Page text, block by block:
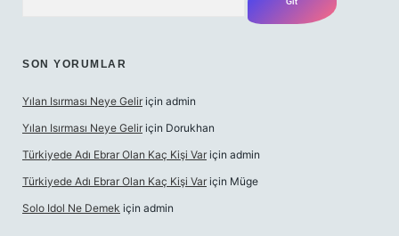
SON YORUMLAR
Yılan Isırması Neye Gelir için admin
Yılan Isırması Neye Gelir için Dorukhan
Türkiyede Adı Ebrar Olan Kaç Kişi Var için admin
Türkiyede Adı Ebrar Olan Kaç Kişi Var için Müge
Solo Idol Ne Demek için admin